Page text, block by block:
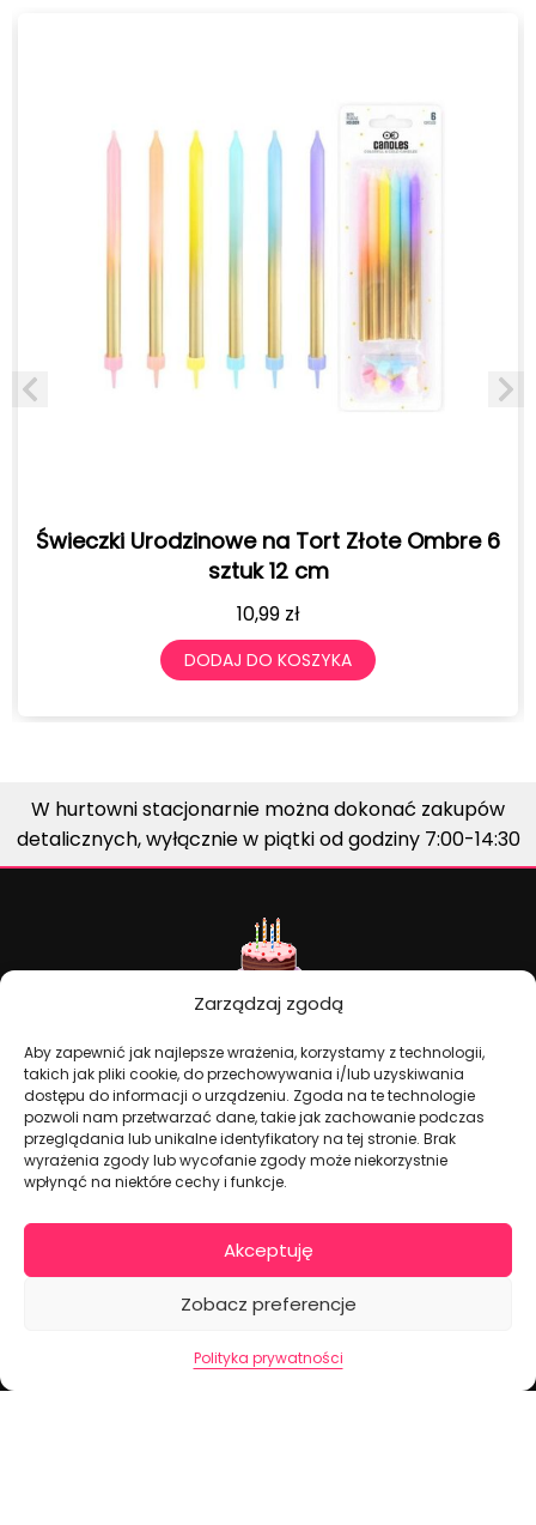
Zarządzaj zgodą
Aby zapewnić jak najlepsze wrażenia, korzystamy z technologii,
takich jak pliki cookie, do przechowywania i/lub uzyskiwania
dostępu do informacji o urządzeniu. Zgoda na te technologie
pozwoli nam przetwarzać dane, takie jak zachowanie podczas
przeglądania lub unikalne identyfikatory na tej stronie. Brak
wyrażenia zgody lub wycofanie zgody może niekorzystnie
wpłynąć na niektóre cechy i funkcje.
Akceptuję
Zobacz preferencje
Polityka prywatności
Świeczki Urodzinowe na Tort Złote Ombre 6
sztuk 12 cm
10,99 zł
DODAJ DO KOSZYKA
W hurtowni stacjonarnie można dokonać zakupów
detalicznych, wyłącznie w piątki od godziny 7:00-14:30
Dekoracje na torty i akcesoria imprezowe
KONTAKT I DANE FIRMOWE
tortoweozdoby.sklep@gmail.com
ul. Modularna 12, 02-238 Warszawa
Giełda Spożywcza Okęcie Pawilon 403
NIP: PL7970009100